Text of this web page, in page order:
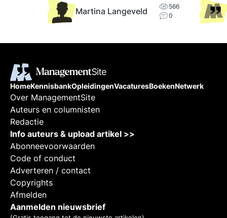
Martina Langeveld
566
0
HomeKennisbankOpleidingenVacaturesBoekenNetwerk
Over ManagementSite
Auteurs en columnisten
Redactie
Info auteurs & upload artikel >>
Abonneevoorwaarden
Code of conduct
Adverteren / contact
Copyrights
Afmelden
Aanmelden nieuwsbrief